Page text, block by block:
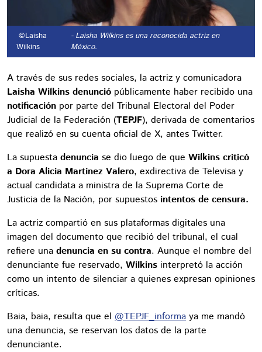
©Laisha
Wilkins
- Laisha Wilkins es una reconocida actriz en
México.
A través de sus redes sociales, la actriz y comunicadora
Laisha Wilkins denunció públicamente haber recibido una
notificación por parte del Tribunal Electoral del Poder
Judicial de la Federación (TEPJF), derivada de comentarios
que realizó en su cuenta oficial de X, antes Twitter.
La supuesta denuncia se dio luego de que Wilkins criticó
a Dora Alicia Martínez Valero, exdirectiva de Televisa y
actual candidata a ministra de la Suprema Corte de
Justicia de la Nación, por supuestos intentos de censura.
La actriz compartió en sus plataformas digitales una
imagen del documento que recibió del tribunal, el cual
refiere una denuncia en su contra. Aunque el nombre del
denunciante fue reservado, Wilkins interpretó la acción
como un intento de silenciar a quienes expresan opiniones
críticas.
Baia, baia, resulta que el @TEPJF_informa ya me mandó
una denuncia, se reservan los datos de la parte
denunciante.